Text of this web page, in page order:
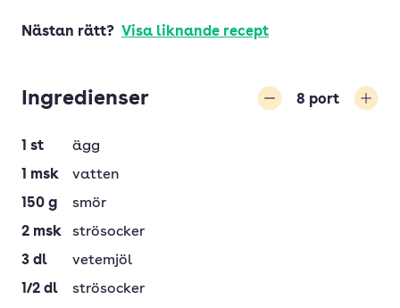
Nästan rätt? Visa liknande recept
Ingredienser 8 port
1 st
ägg
1 msk
vatten
150 g
smör
2 msk
strösocker
3 dl
vetemjöl
1/2 dl
strösocker